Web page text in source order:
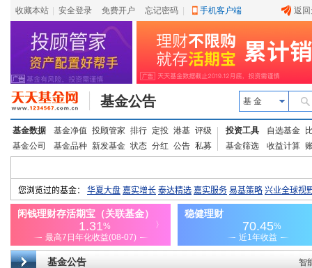
收藏本站 安全登录 免费开户 忘记密码 手机客户端 返
基金公告 基 金
基金数据 基金净值 投顾管家 排行 定投 港基 评级
基金公司
基金品种 新发基金 状态 分红 公告 私募
投资工具 自选基金
基金筛选
收益计算
基金公告 智